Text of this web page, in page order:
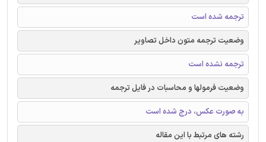
ترجمه شده است
وضعیت ترجمه متون داخل تصاویر
ترجمه نشده است
وضعیت فرمولها و محاسبات در فایل ترجمه
به صورت عکس، درج شده است
رشته های مرتبط با این مقاله